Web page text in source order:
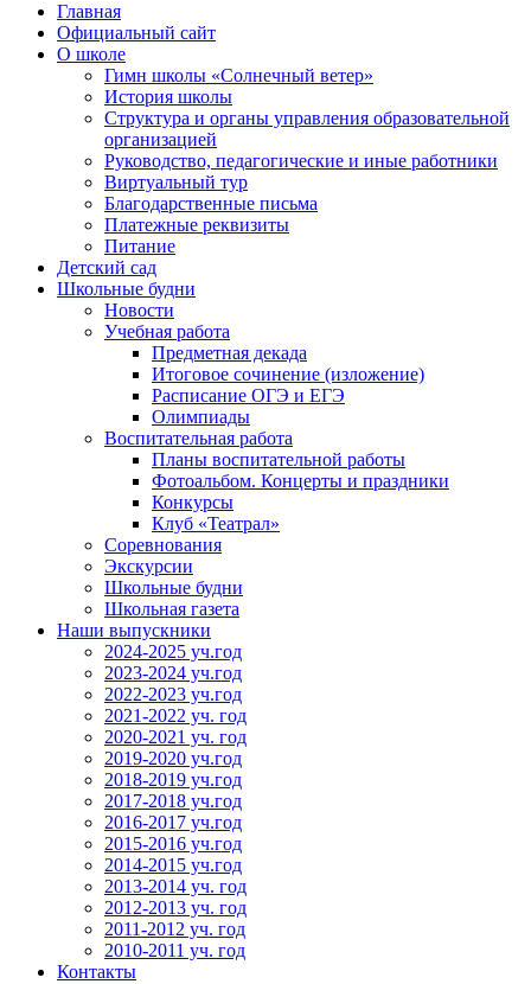
Главная
Официальный сайт
О школе
Гимн школы «Солнечный ветер»
История школы
Структура и органы управления образовательной
организацией
Руководство, педагогические и иные работники
Виртуальный тур
Благодарственные письма
Платежные реквизиты
Питание
Детский сад
Школьные будни
Новости
Учебная работа
Предметная декада
Итоговое сочинение (изложение)
Расписание ОГЭ и ЕГЭ
Олимпиады
Воспитательная работа
Планы воспитательной работы
Фотоальбом. Концерты и праздники
Конкурсы
Клуб «Театрал»
Соревнования
Экскурсии
Школьные будни
Школьная газета
Наши выпускники
2024-2025 уч.год
2023-2024 уч.год
2022-2023 уч.год
2021-2022 уч. год
2020-2021 уч. год
2019-2020 уч.год
2018-2019 уч.год
2017-2018 уч.год
2016-2017 уч.год
2015-2016 уч.год
2014-2015 уч.год
2013-2014 уч. год
2012-2013 уч. год
2011-2012 уч. год
2010-2011 уч. год
Контакты